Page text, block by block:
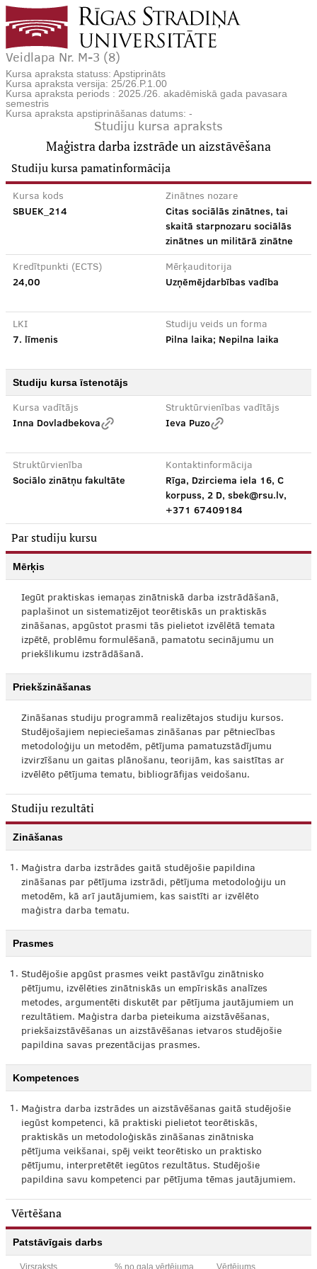
Veidlapa Nr. M-3 (8)
Kursa apraksta statuss: Apstiprināts
Kursa apraksta versija: 25/26.P.1.00
Kursa apraksta periods : 2025./26. akadēmiskā gada pavasara
semestris
Kursa apraksta apstiprināšanas datums: -
Studiju kursa apraksts
Maģistra darba izstrāde un aizstāvēšana
Studiju kursa pamatinformācija
Kursa kods
SBUEK_214
Zinātnes nozare
Citas sociālās zinātnes, tai
skaitā starpnozaru sociālās
zinātnes un militārā zinātne
Kredītpunkti (ECTS)
24,00
Mērķauditorija
Uzņēmējdarbības vadība
LKI
7. līmenis
Studiju veids un forma
Pilna laika; Nepilna laika
Studiju kursa īstenotājs
Kursa vadītājs
Inna Dovladbekova
Struktūrvienības vadītājs
Ieva Puzo
Struktūrvienība
Sociālo zinātņu fakultāte
Kontaktinformācija
Rīga, Dzirciema iela 16, C
korpuss, 2 D, sbek@rsu.lv,
+371 67409184
Par studiju kursu
Mērķis
Iegūt praktiskas iemaņas zinātniskā darba izstrādāšanā,
paplašinot un sistematizējot teorētiskās un praktiskās
zināšanas, apgūstot prasmi tās pielietot izvēlētā temata
izpētē, problēmu formulēšanā, pamatotu secinājumu un
priekšlikumu izstrādāšanā.
Priekšzināšanas
Zināšanas studiju programmā realizētajos studiju kursos.
Studējošajiem nepieciešamas zināšanas par pētniecības
metodoloģiju un metodēm, pētījuma pamatuzstādījumu
izvirzīšanu un gaitas plānošanu, teorijām, kas saistītas ar
izvēlēto pētījuma tematu, bibliogrāfijas veidošanu.
Studiju rezultāti
Zināšanas
1. Maģistra darba izstrādes gaitā studējošie papildina
zināšanas par pētījuma izstrādi, pētījuma metodoloģiju un
metodēm, kā arī jautājumiem, kas saistīti ar izvēlēto
maģistra darba tematu.
Prasmes
1. Studējošie apgūst prasmes veikt pastāvīgu zinātnisko
pētījumu, izvēlēties zinātniskās un empīriskās analīzes
metodes, argumentēti diskutēt par pētījuma jautājumiem un
rezultātiem. Maģistra darba pieteikuma aizstāvēšanas,
priekšaizstāvēšanas un aizstāvēšanas ietvaros studējošie
papildina savas prezentācijas prasmes.
Kompetences
1. Maģistra darba izstrādes un aizstāvēšanas gaitā studējošie
iegūst kompetenci, kā praktiski pielietot teorētiskās,
praktiskās un metodoloģiskās zināšanas zinātniska
pētījuma veikšanai, spēj veikt teorētisko un praktisko
pētījumu, interpretētēt iegūtos rezultātus. Studējošie
papildina savu kompetenci par pētījuma tēmas jautājumiem.
Vērtēšana
Patstāvīgais darbs
Virsraksts % no gala vērtējuma Vērtējums